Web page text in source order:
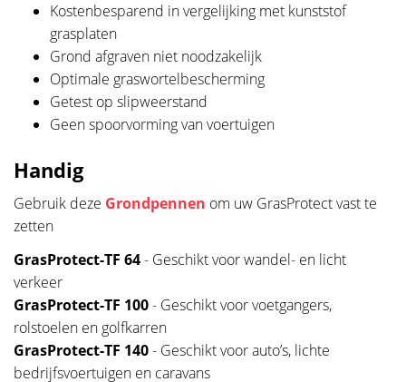
Kostenbesparend in vergelijking met kunststof
grasplaten
Grond afgraven niet noodzakelijk
Optimale graswortelbescherming
Getest op slipweerstand
Geen spoorvorming van voertuigen
Handig
Gebruik deze Grondpennen om uw GrasProtect vast te
zetten
GrasProtect-TF 64- Geschikt voor wandel- en licht
verkeer
GrasProtect-TF 100- Geschikt voor voetgangers,
rolstoelen en golfkarren
GrasProtect-TF 140- Geschikt voor auto’s, lichte
bedrijfsvoertuigen en caravans